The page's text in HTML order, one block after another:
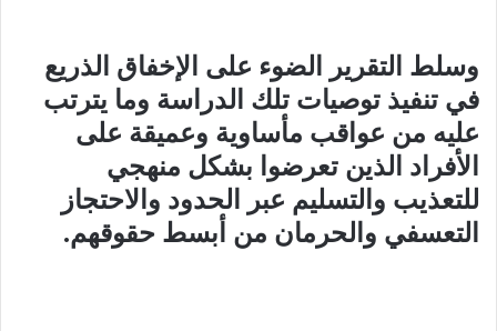
وسلط التقرير الضوء على الإخفاق الذريع
في تنفيذ توصيات تلك الدراسة وما يترتب
عليه من عواقب مأساوية وعميقة على
الأفراد الذين تعرضوا بشكل منهجي
للتعذيب والتسليم عبر الحدود والاحتجاز
التعسفي والحرمان من أبسط حقوقهم.